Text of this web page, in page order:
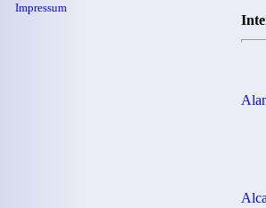
Impressum